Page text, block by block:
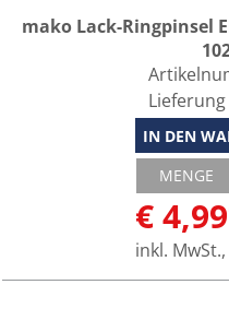
mako Lack-Ringpinsel
IN DEN
MENGE
€
inkl.